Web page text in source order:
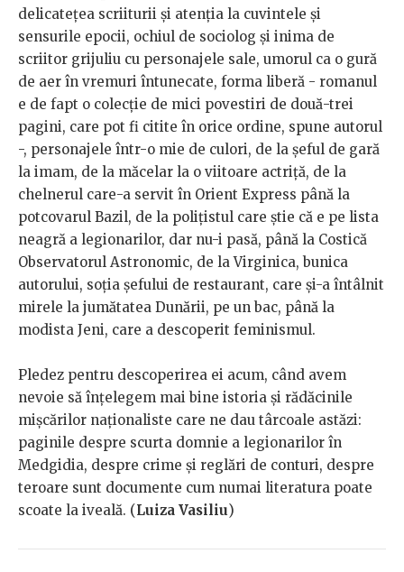
delicatețea scriiturii și atenția la cuvintele și
sensurile epocii, ochiul de sociolog și inima de
scriitor grijuliu cu personajele sale, umorul ca o gură
de aer în vremuri întunecate, forma liberă - romanul
e de fapt o colecție de mici povestiri de două-trei
pagini, care pot fi citite în orice ordine, spune autorul
-, personajele într-o mie de culori, de la șeful de gară
la imam, de la măcelar la o viitoare actriță, de la
chelnerul care-a servit în Orient Express până la
potcovarul Bazil, de la polițistul care știe că e pe lista
neagră a legionarilor, dar nu-i pasă, până la Costică
Observatorul Astronomic, de la Virginica, bunica
autorului, soția șefului de restaurant, care și-a întâlnit
mirele la jumătatea Dunării, pe un bac, până la
modista Jeni, care a descoperit feminismul.
Pledez pentru descoperirea ei acum, când avem
nevoie să înțelegem mai bine istoria și rădăcinile
mișcărilor naționaliste care ne dau târcoale astăzi:
paginile despre scurta domnie a legionarilor în
Medgidia, despre crime și reglări de conturi, despre
teroare sunt documente cum numai literatura poate
scoate la iveală. (Luiza Vasiliu)